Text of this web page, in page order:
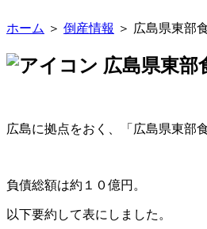
ホーム ＞ 倒産情報 ＞ 広島県東部
広島県東
広島に拠点をおく、「広島県東部
負債総額は約１０億円。
以下要約して表にしました。